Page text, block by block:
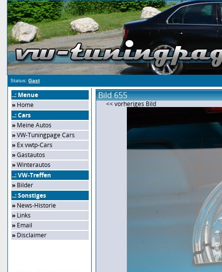
Status: Gast
..: Menue
» Home
..: Cars
» Meine Autos
»VW-Tuningpage Cars
» Ex vwtp-Cars
»Gastautos
»Winterautos
..: VW-Treffen
» Bilder
..: Sonstiges
» News-Historie
» Links
» Email
» Disclaimer
Bild 655
<< vorheriges Bild